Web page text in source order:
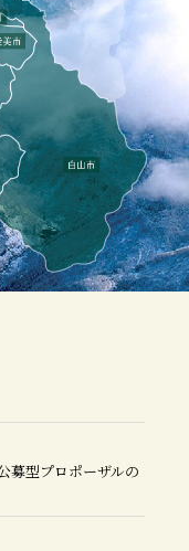
募型プロポーザルの